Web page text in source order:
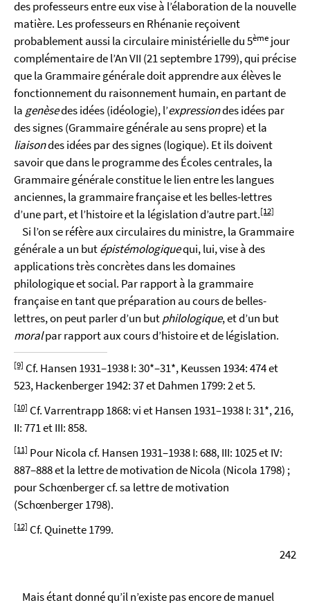
des professeurs entre eux vise à l’élaboration de la nouvelle
matière. Les professeurs en Rhénanie reçoivent
probablement aussi la circulaire ministérielle du 5ème jour
complémentaire de l’An VII (21 septembre 1799), qui précise
que la Grammaire générale doit apprendre aux élèves le
fonctionnement du raisonnement humain, en partant de
la genèsedes idées (idéologie), l’expressiondes idées par
des signes (Grammaire générale au sens propre) et la
liaisondes idées par des signes (logique). Et ils doivent
savoir que dans le programme des Écoles centrales, la
Grammaire générale constitue le lien entre les langues
anciennes, la grammaire française et les belles-lettres
d’une part, et l’histoire et la législation d’autre part.[12]
Si l’on se réfère aux circulaires du ministre, la Grammaire
générale a un butépistémologiquequi, lui, vise à des
applications très concrètes dans les domaines
philologique et social. Par rapport à la grammaire
française en tant que préparation au cours de belles-
lettres, on peut parler d’un butphilologique, et d’un but
moralpar rapport aux cours d’histoire et de législation.
[9] Cf. Hansen 1931–1938 I: 30*–31*, Keussen 1934: 474 et
523, Hackenberger 1942: 37 et Dahmen 1799: 2 et 5.
[10] Cf. Varrentrapp 1868: vi et Hansen 1931–1938 I: 31*, 216,
II: 771 et III: 858.
[11] Pour Nicola cf. Hansen 1931–1938 I: 688, III: 1025 et IV:
887–888 et la lettre de motivation de Nicola (Nicola 1798) ;
pour Schœnberger cf. sa lettre de motivation
(Schœnberger 1798).
[12] Cf. Quinette 1799.
242
Mais étant donné qu’il n’existe pas encore de manuel